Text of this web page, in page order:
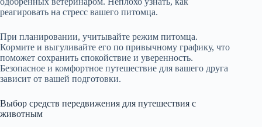
реагировать на стресс вашего питомца.
При планировании, учитывайте режим питомца.
Кормите и выгуливайте его по привычному графику, что
поможет сохранить спокойствие и уверенность.
Безопасное и комфортное путешествие для вашего друга
зависит от вашей подготовки.
Выбор средств передвижения для путешествия с
животным